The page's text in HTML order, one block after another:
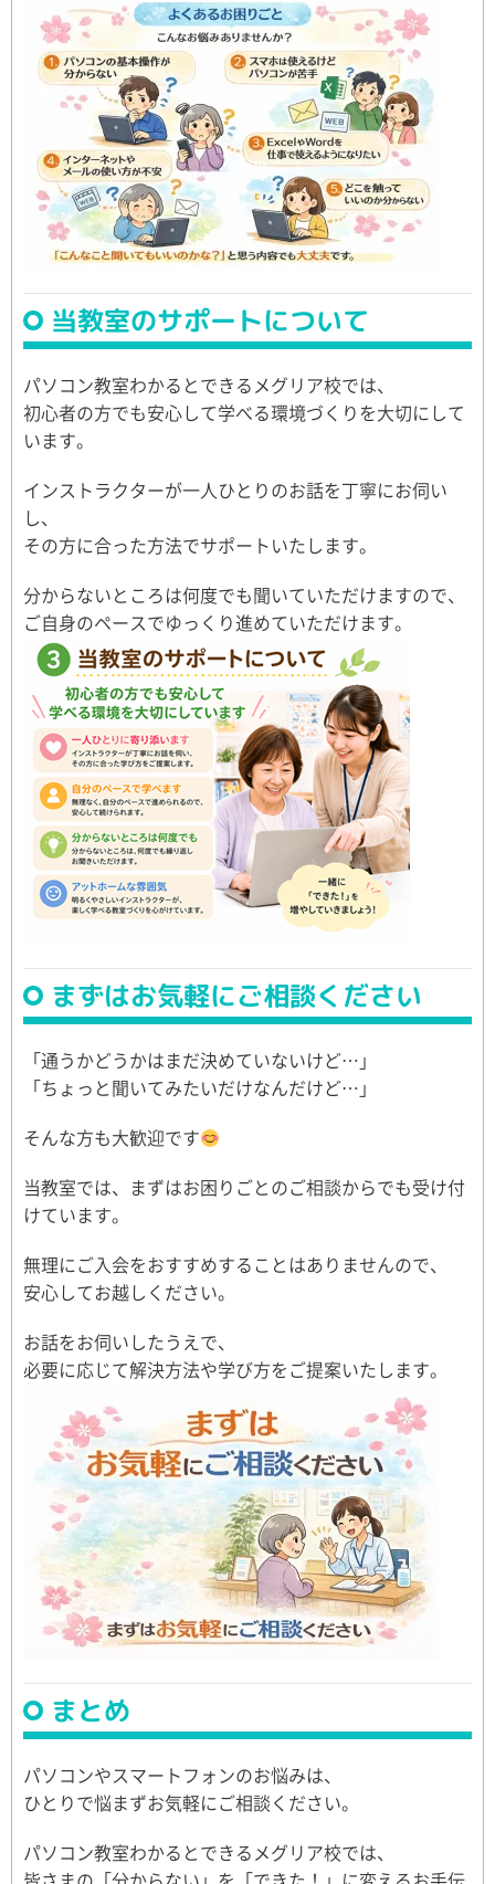
当教室のサポートについて
パソコン教室わかるとできるメグリア校では、
初心者の方でも安心して学べる環境づくりを大切にして
います。
インストラクターが一人ひとりのお話を丁寧にお伺い
し、
その方に合った方法でサポートいたします。
分からないところは何度でも聞いていただけますので、
ご自身のペースでゆっくり進めていただけます。
まずはお気軽にご相談ください
「通うかどうかはまだ決めていないけど…」
「ちょっと聞いてみたいだけなんだけど…」
そんな方も大歓迎です
当教室では、まずはお困りごとのご相談からでも受け付
けています。
無理にご入会をおすすめすることはありませんので、
安心してお越しください。
お話をお伺いしたうえで、
必要に応じて解決方法や学び方をご提案いたします。
まとめ
パソコンやスマートフォンのお悩みは、
ひとりで悩まずお気軽にご相談ください。
パソコン教室わかるとできるメグリア校では、